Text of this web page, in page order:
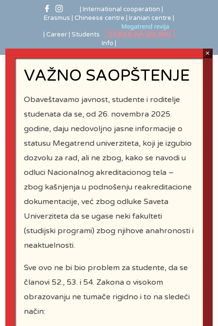
| International cooperation
Erasmus
| Chineese centre | Iranian centre |
| Career |
Students
Info |
FUD Industrial
Design
On the Industrial Design Module
students actively work on the
adoption of new knowledge and
techniques for product design
during the four years of study. The
VAŽNO SAOPŠTENJE
Obaveštavamo javnost, studente i roditelje
studenata da se, od 26. novembra 2025.
godine, daju nedovoljno jasne informacije o
statusu Megatrend univerziteta, koji je izgubio
dozvolu za rad, ali ne zbog, kako se navodi u
odluci Nacionalnog akreditacionog tela –
zbog kašnjenja u podnošenju reakreditacione
dokumentacije, već zbog odluke Saveta
Univerziteta da se ugase neki fakulteti
(studijski programi) zbog njihove anahronosti i
neaktuelnosti.
Sve ovo ne bi bio problem za studente, da se
članovi 52., 53. i 54. Zakona o visokom
obrazovanju ne tumače rigidno i to na sledeći
način:
×